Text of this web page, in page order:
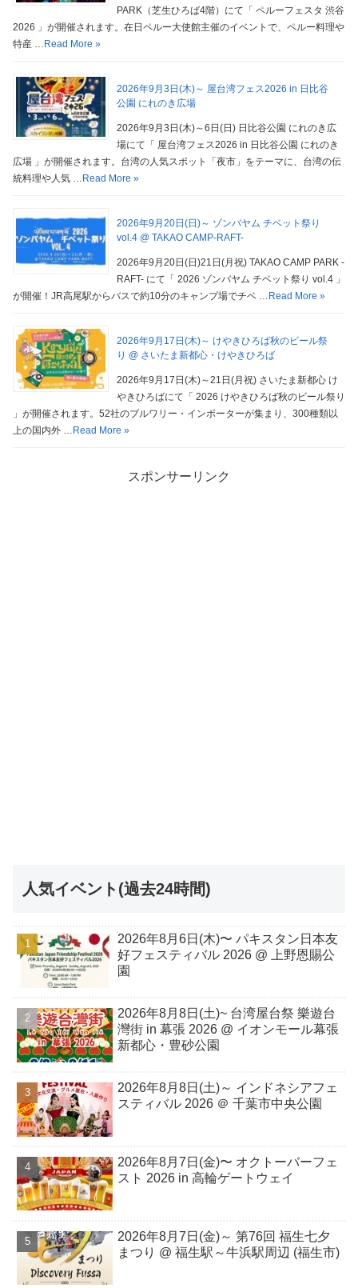
PARK（芝生ひろば4階）にて「 ペルーフェスタ 渋谷
2026 」が開催されます。在日ペルー大使館主催のイベントで、ペルー料理や
特産 … Read More »
2026年9月3日(木)～ 屋台湾フェス2026 in 日比谷
公園 にれのき広場
2026年9月3日(木)～6日(日) 日比谷公園 にれのき広
場にて「 屋台湾フェス2026 in 日比谷公園 にれのき
広場 」が開催されます。台湾の人気スポット「夜市」をテーマに、台湾の伝
統料理や人気 … Read More »
2026年9月20日(日)～ ゾンバヤム チベット祭り
vol.4 @ TAKAO CAMP-RAFT-
2026年9月20日(日)21日(月祝) TAKAO CAMP PARK -
RAFT- にて「 2026 ゾンバヤム チベット祭り vol.4 」
が開催！JR高尾駅からバスで約10分のキャンプ場でチベ … Read More »
2026年9月17日(木)～ けやきひろば秋のビール祭
り @ さいたま新都心・けやきひろば
2026年9月17日(木)～21日(月祝) さいたま新都心 け
やきひろばにて「 2026 けやきひろば秋のビール祭り
」が開催されます。52社のブルワリー・インポーターが集まり、300種類以
上の国内外 … Read More »
スポンサーリンク
人気イベント(過去24時間)
2026年8月6日(木)〜 パキスタン日本友
好フェスティバル 2026 @ 上野恩賜公
園
2026年8月8日(土)~ 台湾屋台祭 樂遊台
灣街 in 幕張 2026 @ イオンモール幕張
新都心・豊砂公園
2026年8月8日(土)～ インドネシアフェ
スティバル 2026 ＠ 千葉市中央公園
2026年8月7日(金)〜 オクトーバーフェ
スト 2026 in 高輪ゲートウェイ
2026年8月7日(金)～ 第76回 福生七夕
まつり @ 福生駅～牛浜駅周辺 (福生市)